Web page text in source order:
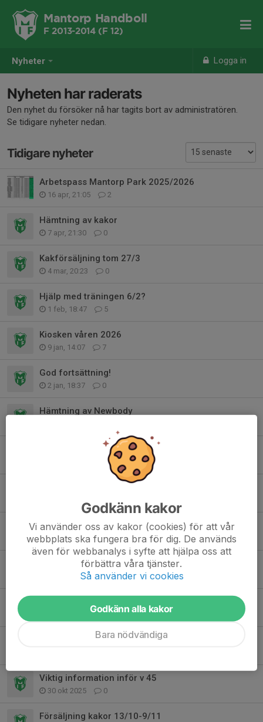
Nyheter Logga in
Mantorp Handboll
F 2013-2014 (F 12)
Nyheten har raderats
Den nyhet du försöker nå har tagits bort av administratören.
Se tidigare nyheter nedan.
Tidigare nyheter
Arbetspass Mantorp Park 2025/2026
16 apr, 21:05 2
Hämtning av kakor
7 apr, 21:30 0
Kakförsäljning tom 27/3
4 mar, 20:23 0
Hjälp med träningen 6/2?
1 feb, 18:47 5
Kiosken våren 2026
9 jan, 14:07 7
God fortsättning!
2 jan, 18:37 0
Hämtning av Newbody
Hjälp med inventering!
3
Hjälp med inventering!
Hämtning av kakor
20 nov 2025 0
Ändrad starttid på måndagsträningarna
14 nov 2025 0
0
Inventering F12 6/12
Viktig information inför v 45
30 okt 2025 0
Försäljning kakor 13/10-9/11
Godkänn kakor
Vi använder oss av kakor (cookies) för att vår
webbplats ska fungera bra för dig. De används
även för webbanalys i syfte att hjälpa oss att
förbättra våra tjänster.
Så använder vi cookies
Godkänn alla kakor
Bara nödvändiga